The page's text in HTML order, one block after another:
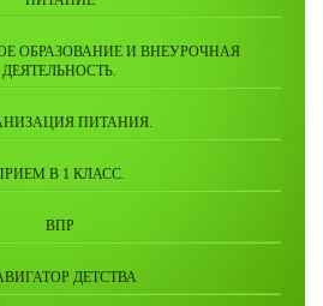
ОБРАЗОВАНИЕ И ВНЕУРОЧНАЯ
ДЕЯТЕЛЬНОСТЬ.
ПИТАНИЯ.
В 1 КЛАСС.
ВПР
ДЕТСТВА